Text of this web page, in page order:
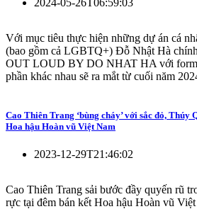
Với mục tiêu thực hiện những dự án cá
(bao gồm cả LGBTQ+) Đỗ Nhật Hà
OUT LOUD BY DO NHAT HA với
phần khác nhau sẽ ra mắt từ cuối năm
Cao Thiên Trang ‘bùng cháy’ với sắc đỏ, Thúy
Hoa hậu Hoàn vũ Việt Nam
2023-12-29T21:46:02
Cao Thiên Trang sải bước đầy quyến rũ
rực tại đêm bán kết Hoa hậu Hoàn vũ